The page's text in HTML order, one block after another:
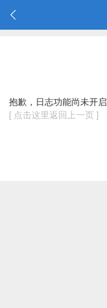
抱歉，日志功能尚未开启
[ 点击这里返回上一页 ]